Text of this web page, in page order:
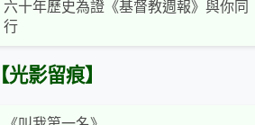
六十年歷史為證《基督教週報》與你同
行
【光影留痕】